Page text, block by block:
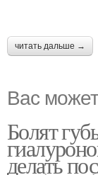
читать дальше →
Вас
Болят
делать